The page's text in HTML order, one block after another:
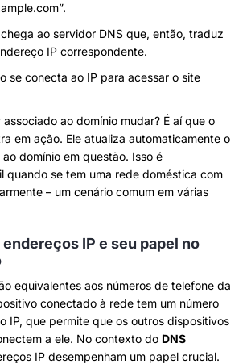
ao servidor DNS que, então, traduz
IP correspondente.
se conecta ao IP para acessar o site
associado ao domínio mudar? É aí que o
em ação. Ele atualiza automaticamente o
domínio em questão. Isso é
quando se tem uma rede doméstica com
– um cenário comum em várias
IP e seu papel no
equivalentes aos números de telefone da
conectado à rede tem um número
IP, que permite que os outros dispositivos
a ele. No contexto do DNS
IP desempenham um papel crucial.